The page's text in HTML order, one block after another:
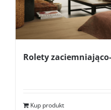
Rolety
Kup produkt